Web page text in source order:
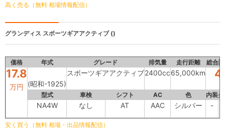
高く売る（無料 相場情報配信）
グランディス スポーツギアアクティブ ()
価格 年式 グレード 排気量 走行距離 総合
17.8
万円 (昭和-1925)
スポーツギアアクティブ2400cc65,000km 4
型式 車検 シフト AC 色 内装
NA4W なし AT AAC シルバー -
安く買う（無料 相場・出品情報配信）